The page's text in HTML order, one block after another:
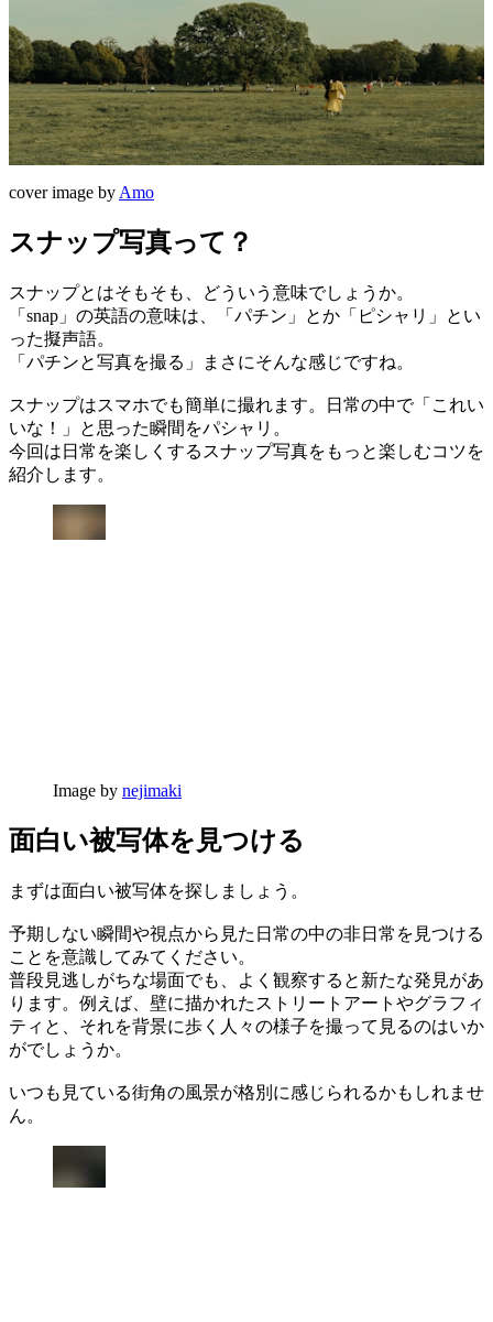
cover image byAmo
スナップ写真って？
スナップとはそもそも、どういう意味でしょうか。
「snap」の英語の意味は、「パチン」とか「ピシャリ」とい
った擬声語。
「パチンと写真を撮る」まさにそんな感じですね。
スナップはスマホでも簡単に撮れます。日常の中で「これい
いな！」と思った瞬間をパシャリ。
今回は日常を楽しくするスナップ写真をもっと楽しむコツを
紹介します。
Image by nejimaki
面白い被写体を見つける
まずは面白い被写体を探しましょう。
予期しない瞬間や視点から見た日常の中の非日常を見つける
ことを意識してみてください。
普段見逃しがちな場面でも、よく観察すると新たな発見があ
ります。例えば、壁に描かれたストリートアートやグラフィ
ティと、それを背景に歩く人々の様子を撮って見るのはいか
がでしょうか。
いつも見ている街角の風景が格別に感じられるかもしれませ
ん。